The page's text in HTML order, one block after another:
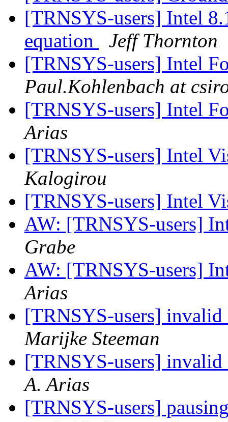
[TRNSYS-users] Intel
equation
Jeff Thornton
[TRNSYS-users] Intel
Paul.Kohlenbach at
[TRNSYS-users] Intel
Arias
[TRNSYS-users] Intel
Kalogirou
[TRNSYS-users] Intel
AW: [TRNSYS-users]
Grabe
AW: [TRNSYS-users]
Arias
[TRNSYS-users]
Marijke Steeman
[TRNSYS-users]
A. Arias
[TRNSYS-users]